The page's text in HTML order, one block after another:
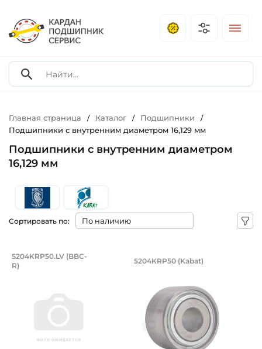
Главная страница / Каталог / Подшипники /
Подшипники с внутренним диаметром 16,129 мм
Подшипники с внутренним диаметром
16,129 мм
Сортировать по:
Подшипник 16,129х47х28 мм, с
Подшипник 5204KRP50.LV BBC-R, с кргулым отверстием
5204KRP50.LV (BBC-
R)
Подшипник
5204KRP50 (Kabat)